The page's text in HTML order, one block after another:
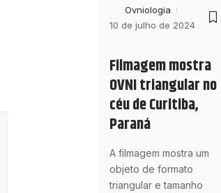
Ovniologia
10 de julho de 2024
Filmagem mostra
OVNI triangular no
céu de Curitiba,
Paraná
A filmagem mostra um
objeto de formato
triangular e tamanho